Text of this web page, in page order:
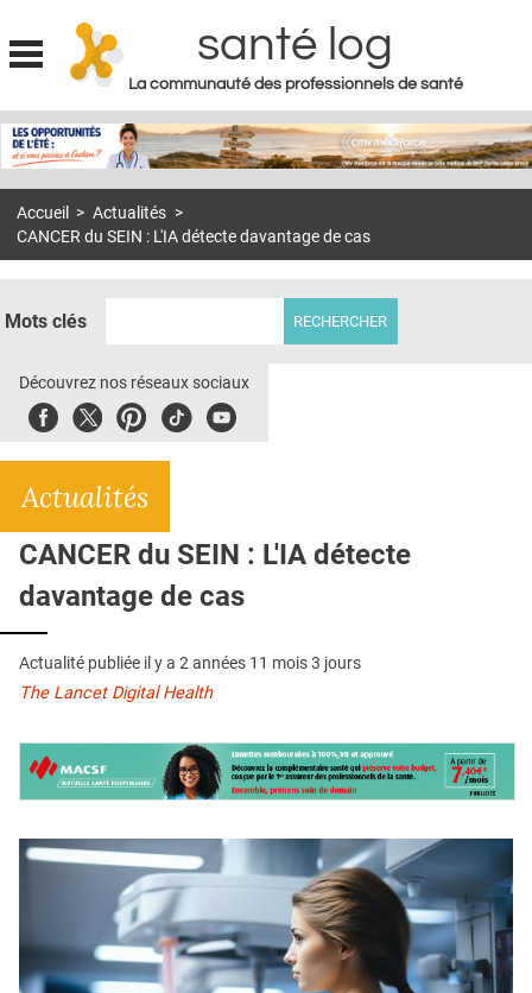
Jump to navigation
santé log
La communauté des professionnels de santé
MON COMPTE
S'ABONNER À LA REVUE SOIN À DOMICILE
DOSSIERS
E-REVUE SAD
L'APP
QUI SOMMES-NOUS ?
PUBLICITÉ
CONDITIONS GÉNÉRALES
CONTACT
Accueil > Actualités >
CANCER du SEIN : L'IA détecte davantage de cas
Mots clés
Découvrez nos réseaux sociaux
FacebookTwitterPinterest
TiktokYoubute
Actualités
CANCER du SEIN : L'IA détecte
davantage de cas
Actualité publiée il y a 2 années 11 mois 3 jours
The Lancet Digital Health